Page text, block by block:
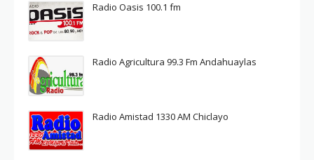
Radio Oasis 100.1 fm
Radio Agricultura 99.3 Fm Andahuaylas
Radio Amistad 1330 AM Chiclayo